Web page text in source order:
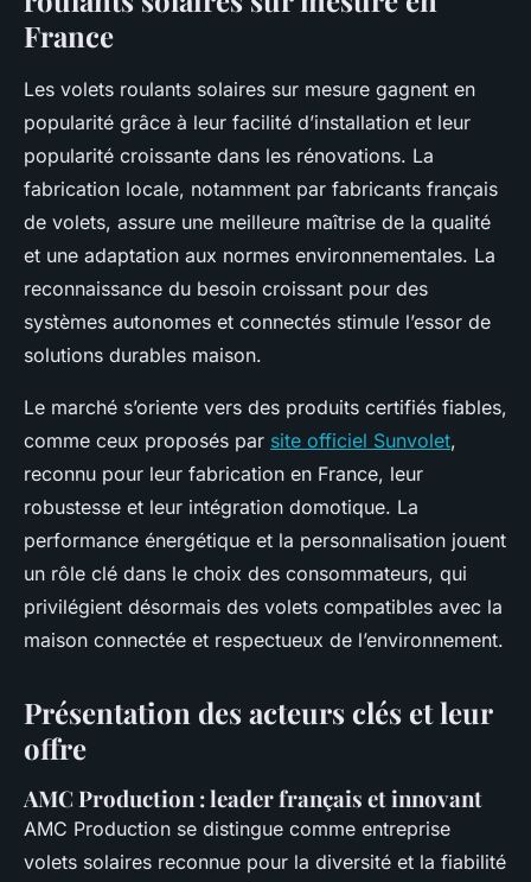
France
Les volets roulants solaires sur mesure gagnent en
popularité grâce à leur facilité d’installation et leur
popularité croissante dans les rénovations. La
fabrication locale, notamment par fabricants français
de volets, assure une meilleure maîtrise de la qualité
et une adaptation aux normes environnementales. La
reconnaissance du besoin croissant pour des
systèmes autonomes et connectés stimule l’essor de
solutions durables maison.
Le marché s’oriente vers des produits certifiés fiables,
comme ceux proposés par site officiel Sunvolet,
reconnu pour leur fabrication en France, leur
robustesse et leur intégration domotique. La
performance énergétique et la personnalisation jouent
un rôle clé dans le choix des consommateurs, qui
privilégient désormais des volets compatibles avec la
maison connectée et respectueux de l’environnement.
Présentation des acteurs clés et leur
offre
AMC Production : leader français et innovant
AMC Production se distingue comme entreprise
volets solaires reconnue pour la diversité et la fiabilité